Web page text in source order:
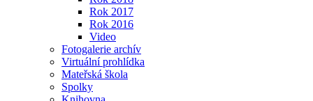
Rok 2017
Rok 2016
Video
Fotogalerie archív
Virtuální prohlídka
Mateřská škola
Spolky